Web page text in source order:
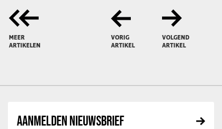
MEER
ARTIKELEN
VORIG
ARTIKEL
VOLGEND
ARTIKEL
AANMELDEN NIEUWSBRIEF